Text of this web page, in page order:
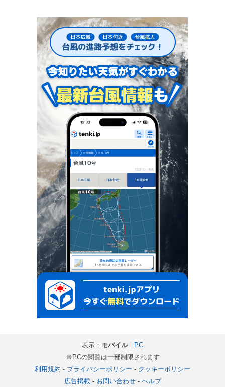
表示： モバイル｜ PC
※PCの閲覧は一部制限されます
利用規約 - プライバシーポリシー - クッキーポリシー
広告掲載- お問い合わせ- ヘルプ